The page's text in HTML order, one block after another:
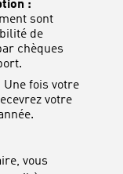
:
sont
de
chèques
Une fois votre
votre
vous